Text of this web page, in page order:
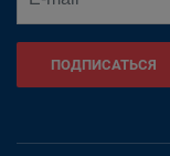
ПОДПИСАТЬСЯ